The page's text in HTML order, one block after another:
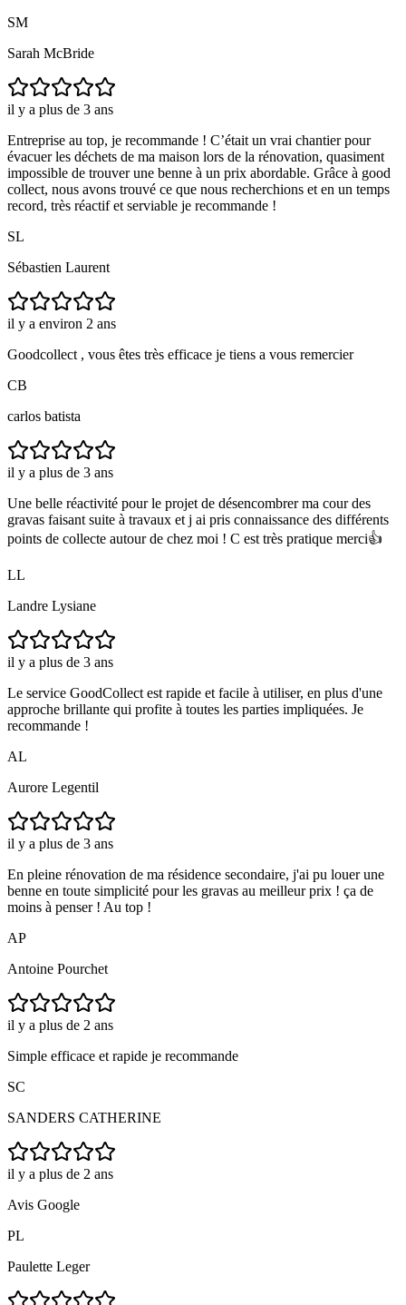
SM
Sarah McBride
il y a plus de 3 ans
Entreprise au top, je recommande ! C’était un vrai chantier pour
évacuer les déchets de ma maison lors de la rénovation, quasiment
impossible de trouver une benne à un prix abordable. Grâce à good
collect, nous avons trouvé ce que nous recherchions et en un temps
record, très réactif et serviable je recommande !
SL
Sébastien Laurent
il y a environ 2 ans
Goodcollect , vous êtes très efficace je tiens a vous remercier
CB
carlos batista
il y a plus de 3 ans
Une belle réactivité pour le projet de désencombrer ma cour des
gravas faisant suite à travaux et j ai pris connaissance des différents
points de collecte autour de chez moi ! C est très pratique merci👍
LL
Landre Lysiane
il y a plus de 3 ans
Le service GoodCollect est rapide et facile à utiliser, en plus d'une
approche brillante qui profite à toutes les parties impliquées. Je
recommande !
AL
Aurore Legentil
il y a plus de 3 ans
En pleine rénovation de ma résidence secondaire, j'ai pu louer une
benne en toute simplicité pour les gravas au meilleur prix ! ça de
moins à penser ! Au top !
AP
Antoine Pourchet
il y a plus de 2 ans
Simple efficace et rapide je recommande
SC
SANDERS CATHERINE
il y a plus de 2 ans
Avis Google
PL
Paulette Leger